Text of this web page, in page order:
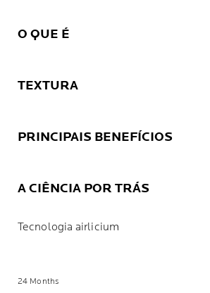
O QUE É
TEXTURA
PRINCIPAIS BENEFÍCIOS
A CIÊNCIA POR TRÁS
Tecnologia airlicium
24 Months